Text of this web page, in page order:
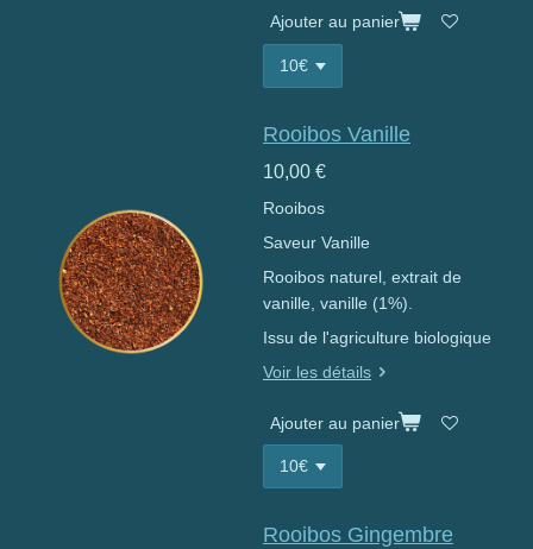
Ajouter au panier
Rooibos Vanille
10,00 €
Rooibos
Saveur Vanille
Rooibos naturel, extrait de
vanille, vanille (1%).
Issu de l'agriculture biologique
Voir les détails
Ajouter au panier
Rooibos Gingembre